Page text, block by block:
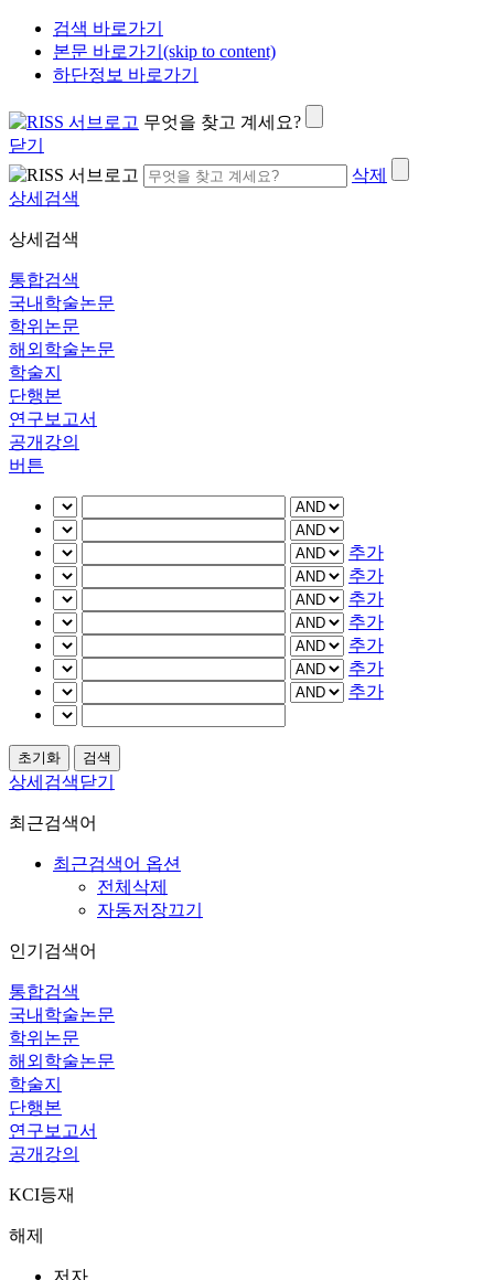
검색 바로가기
본문 바로가기(skip to content)
하단정보 바로가기
무엇을 찾고 계세요?
닫기
삭제
상세검색
상세검색
통합검색
국내학술논문
학위논문
해외학술논문
학술지
단행본
연구보고서
공개강의
버튼
추가
추가
추가
추가
추가
추가
추가
상세검색닫기
최근검색어
최근검색어 옵션
전체삭제
자동저장끄기
인기검색어
통합검색
국내학술논문
학위논문
해외학술논문
학술지
단행본
연구보고서
공개강의
KCI등재
해제
저자